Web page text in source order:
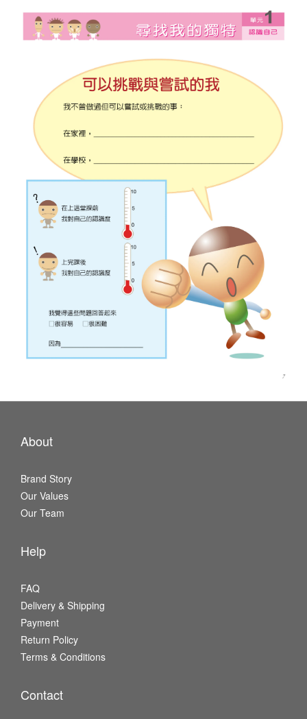
About
Brand Story
Our Values
Our Team
Help
FAQ
Delivery & Shipping
Payment
Return Policy
Terms & Conditions
Contact